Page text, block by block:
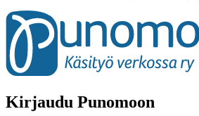
Kirjaudu Punomoon